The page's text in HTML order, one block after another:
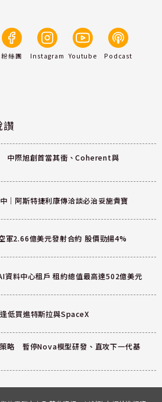
粉絲團 Instagram Youtube Podcast
讚
中際旭創首當其衝、Coherent與
｜阿斯特捷利康傳洽談必治妥施貴寶
2.66億美元發射合約 股價勁揚4%
資料中心租戶 租約總值最高達502億美元
低買進特斯拉與SpaceX
略 暫停Nova模型研發、直攻下一代基